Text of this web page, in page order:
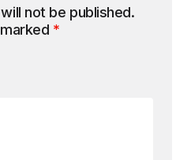
not be published.
*